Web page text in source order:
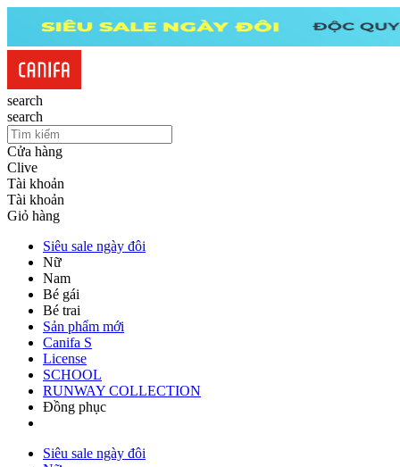
search
search
Cửa hàng
Clive
Tài khoản
Tài khoản
Giỏ hàng
Siêu sale ngày đôi
Nữ
Nam
Bé gái
Bé trai
Sản phẩm mới
Canifa S
License
SCHOOL
RUNWAY COLLECTION
Đồng phục
Siêu sale ngày đôi